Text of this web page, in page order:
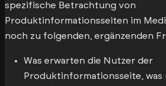
spezifische Betrachtung von
Produktinformationsseiten im
noch zu folgenden, ergänzenden
Was erwarten die Nutzer der
Produktinformationsseite,